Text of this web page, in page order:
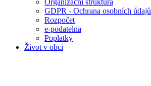
Organizační struktura
GDPR - Ochrana osobních údajů
Rozpočet
e-podatelna
Poplatky
Život v obci